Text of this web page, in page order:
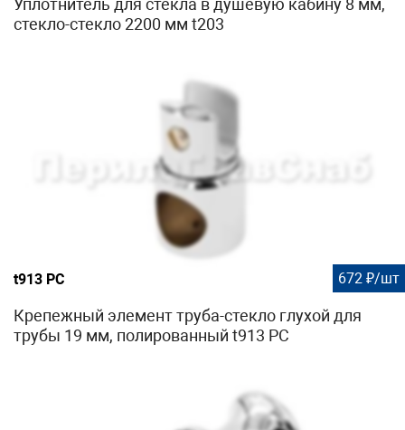
Уплотнитель для стекла в душевую кабину 8 мм,
стекло-стекло 2200 мм t203
t913 PC 672 ₽/шт
Крепежный элемент труба-стекло глухой для
трубы 19 мм, полированный t913 PC